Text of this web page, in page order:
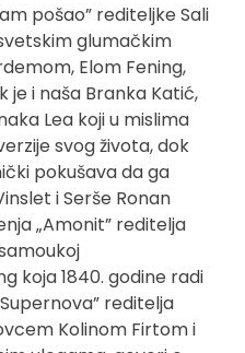
pošao” rediteljke Sali
glumačkim
Elom Fening,
je i naša Branka Katić,
Lea koji u mislima
svog života, dok
pokušava da ga
i Serše Ronan
„Amonit” reditelja
koja 1840. godine radi
reditelja
Kolinom Firtom i